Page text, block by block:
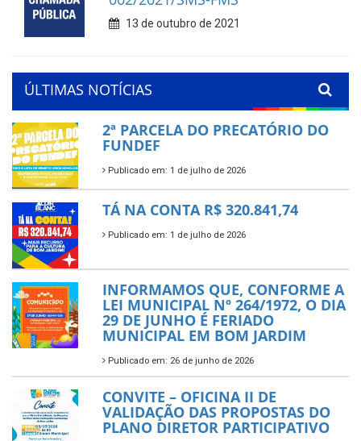
13 de outubro de 2021
ÚLTIMAS NOTÍCIAS
2ª PARCELA DO PRECATÓRIO DO
FUNDEF
Publicado em: 1 de julho de 2026
TÁ NA CONTA R$ 320.841,74
Publicado em: 1 de julho de 2026
INFORMAMOS QUE, CONFORME A
LEI MUNICIPAL Nº 264/1972, O DIA
29 DE JUNHO É FERIADO
MUNICIPAL EM BOM JARDIM
Publicado em: 26 de junho de 2026
CONVITE – OFICINA II DE
VALIDAÇÃO DAS PROPOSTAS DO
PLANO DIRETOR PARTICIPATIVO